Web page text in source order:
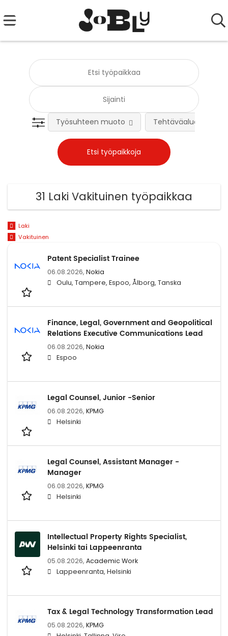
Työsuhteen muoto Tehtäväalue
31 Laki Vakituinen työpaikkaa
Laki
Vakituinen
Patent Specialist Trainee
06.08.2026, Nokia
Oulu, Tampere, Espoo, Ålborg, Tanska
Finance, Legal, Government and Geopolitical
Relations Executive Communications Lead
06.08.2026, Nokia
Espoo
Legal Counsel, Junior -Senior
06.08.2026, KPMG
Helsinki
Legal Counsel, Assistant Manager -
Manager
06.08.2026, KPMG
Helsinki
Intellectual Property Rights Specialist,
Helsinki tai Lappeenranta
05.08.2026, Academic Work
Lappeenranta, Helsinki
Tax & Legal Technology Transformation Lead
05.08.2026, KPMG